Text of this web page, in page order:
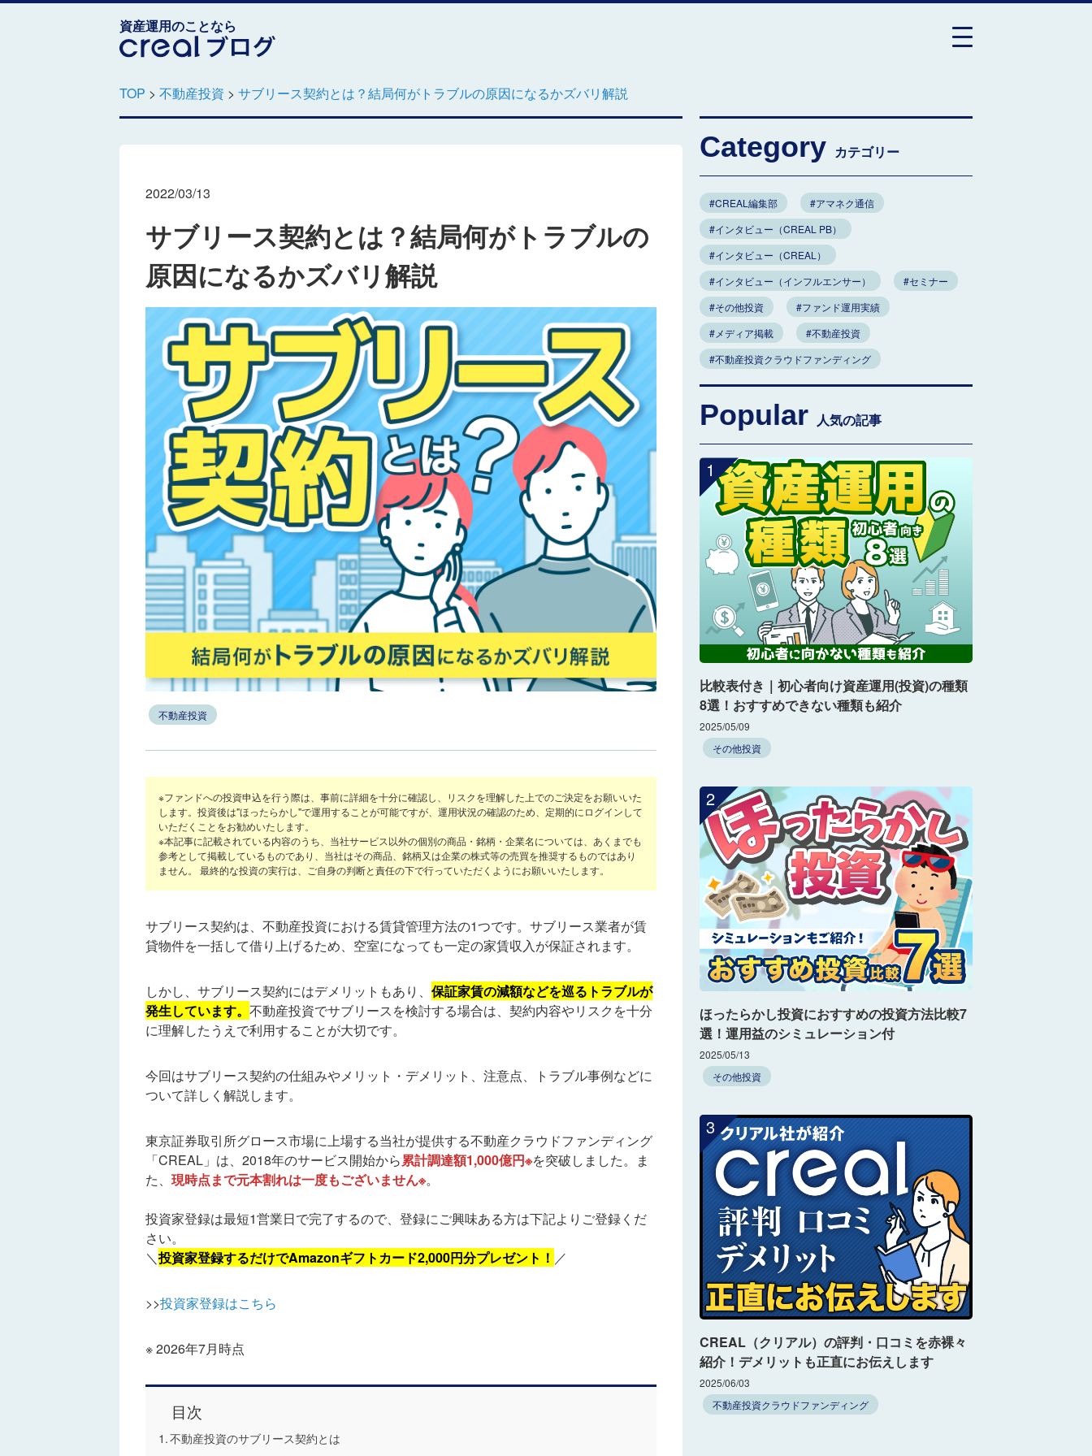
資産運用のことなら
TOP > 不動産投資 > サブリース契約とは？結局何がトラブルの原因になるかズバリ解説
2022/03/13
サブリース契約とは？結局何がトラブルの
原因になるかズバリ解説
不動産投資
※ファンドへの投資申込を行う際は、事前に詳細を十分に確認し、リスクを理解した上でのご決定をお願いいた
します。投資後は"ほったらかし"で運用することが可能ですが、運用状況の確認のため、定期的にログインして
いただくことをお勧めいたします。
※本記事に記載されている内容のうち、当社サービス以外の個別の商品・銘柄・企業名については、あくまでも
参考として掲載しているものであり、当社はその商品、銘柄又は企業の株式等の売買を推奨するものではあり
ません。 最終的な投資の実行は、ご自身の判断と責任の下で行っていただくようにお願いいたします。
サブリース契約は、不動産投資における賃貸管理方法の1つです。サブリース業者が賃
貸物件を一括して借り上げるため、空室になっても一定の家賃収入が保証されます。
しかし、サブリース契約にはデメリットもあり、 保証家賃の減額などを巡るトラブルが
発生しています。 不動産投資でサブリースを検討する場合は、契約内容やリスクを十分
に理解したうえで利用することが大切です。
今回はサブリース契約の仕組みやメリット・デメリット、注意点、トラブル事例などに
ついて詳しく解説します。
東京証券取引所グロース市場に上場する当社が提供する不動産クラウドファンディング
「CREAL」は、2018年のサービス開始から累計調達額1,000億円※を突破しました。ま
た、 現時点まで元本割れは一度もございません※。
投資家登録は最短1営業日で完了するので、登録にご興味ある方は下記よりご登録くだ
さい。
＼投資家登録するだけでAmazonギフトカード2,000円分プレゼント！ ／
>>投資家登録はこちら
※ 2026年7月時点
目次
不動産投資のサブリース契約とは
Category カテゴリー
#CREAL編集部
#アマネク通信
#インタビュー（CREAL PB）
#インタビュー（CREAL）
#インタビュー（インフルエンサー）
#セミナー
#その他投資
#ファンド運用実績
#メディア掲載
#不動産投資
#不動産投資クラウドファンディング
Popular 人気の記事
1
比較表付き｜初心者向け資産運用(投資)の種類
8選！おすすめできない種類も紹介
2025/05/09
その他投資
2
ほったらかし投資におすすめの投資方法比較7
選！運用益のシミュレーション付
2025/05/13
その他投資
3
CREAL（クリアル）の評判・口コミを赤裸々
紹介！デメリットも正直にお伝えします
2025/06/03
不動産投資クラウドファンディング